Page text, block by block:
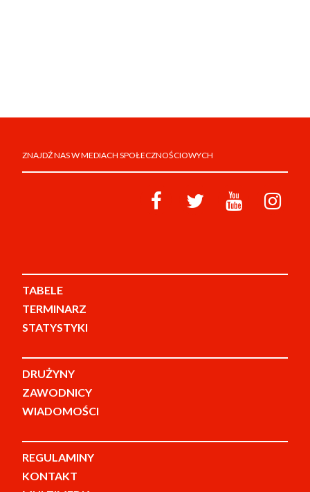
ZNAJDŹ NAS W MEDIACH SPOŁECZNOŚCIOWYCH
TABELE
TERMINARZ
STATYSTYKI
DRUŻYNY
ZAWODNICY
WIADOMOŚCI
REGULAMINY
KONTAKT